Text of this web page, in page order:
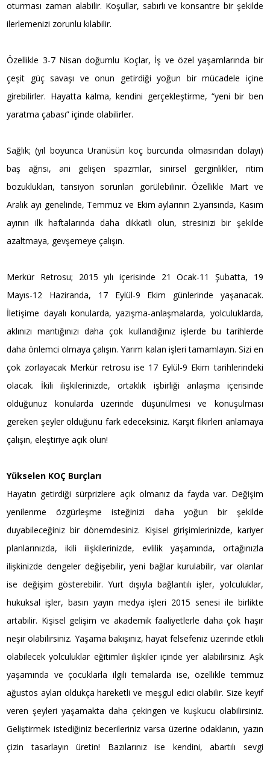
oturması zaman alabilir. Koşullar, sabırlı ve konsantre bir şekilde
ilerlemenizi zorunlu kılabilir.
Özellikle 3-7 Nisan doğumlu Koçlar, İş ve özel yaşamlarında bir
çeşit güç savaşı ve onun getirdiği yoğun bir mücadele içine
girebilirler. Hayatta kalma, kendini gerçekleştirme, “yeni bir ben
yaratma çabası” içinde olabilirler.
Sağlık; (yıl boyunca Uranüsün koç burcunda olmasından dolayı)
baş ağrısı, ani gelişen spazmlar, sinirsel gerginlikler, ritim
bozuklukları, tansiyon sorunları görülebilinir. Özellikle Mart ve
Aralık ayı genelinde, Temmuz ve Ekim aylarının 2.yarısında, Kasım
ayının ilk haftalarında daha dikkatli olun, stresinizi bir şekilde
azaltmaya, gevşemeye çalışın.
Merkür Retrosu; 2015 yılı içerisinde 21 Ocak-11 Şubatta, 19
Mayıs-12 Haziranda, 17 Eylül-9 Ekim günlerinde yaşanacak.
İletişime dayalı konularda, yazışma-anlaşmalarda, yolculuklarda,
aklınızı mantığınızı daha çok kullandığınız işlerde bu tarihlerde
daha önlemci olmaya çalışın. Yarım kalan işleri tamamlayın. Sizi en
çok zorlayacak Merkür retrosu ise 17 Eylül-9 Ekim tarihlerindeki
olacak. İkili ilişkilerinizde, ortaklık işbirliği anlaşma içerisinde
olduğunuz konularda üzerinde düşünülmesi ve konuşulması
gereken şeyler olduğunu fark edeceksiniz. Karşıt fikirleri anlamaya
çalışın, eleştiriye açık olun!
Yükselen KOÇ Burçları
Hayatın getirdiği sürprizlere açık olmanız da fayda var. Değişim
yenilenme özgürleşme isteğinizi daha yoğun bir şekilde
duyabileceğiniz bir dönemdesiniz. Kişisel girişimlerinizde, kariyer
planlarınızda, ikili ilişkilerinizde, evlilik yaşamında, ortağınızla
ilişkinizde dengeler değişebilir, yeni bağlar kurulabilir, var olanlar
ise değişim gösterebilir. Yurt dışıyla bağlantılı işler, yolculuklar,
hukuksal işler, basın yayın medya işleri 2015 senesi ile birlikte
artabilir. Kişisel gelişim ve akademik faaliyetlerle daha çok haşır
neşir olabilirsiniz. Yaşama bakışınız, hayat felsefeniz üzerinde etkili
olabilecek yolculuklar eğitimler ilişkiler içinde yer alabilirsiniz. Aşk
yaşamında ve çocuklarla ilgili temalarda ise, özellikle temmuz
ağustos ayları oldukça hareketli ve meşgul edici olabilir. Size keyif
veren şeyleri yaşamakta daha çekingen ve kuşkucu olabilirsiniz.
Geliştirmek istediğiniz becerileriniz varsa üzerine odaklanın, yazın
çizin tasarlayın üretin! Bazılarınız ise kendini, abartılı sevgi